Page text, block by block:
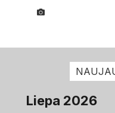
Liepa 2026